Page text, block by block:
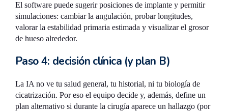
El software puede sugerir posiciones de implante y permitir
simulaciones: cambiar la angulación, probar longitudes,
valorar la estabilidad primaria estimada y visualizar el grosor
de hueso alrededor.
Paso 4: decisión clínica (y plan B)
La IA no ve tu salud general, tu historial, ni tu biología de
cicatrización. Por eso el equipo decide y, además, define un
plan alternativo si durante la cirugía aparece un hallazgo (por